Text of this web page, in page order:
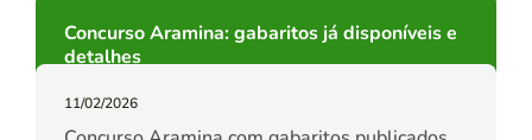
Concurso Aramina: gabaritos já disponíveis e
detalhes
11/02/2026